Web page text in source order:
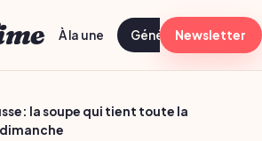
À la une GénéralisteNewsletter
la soupe qui tient toute la